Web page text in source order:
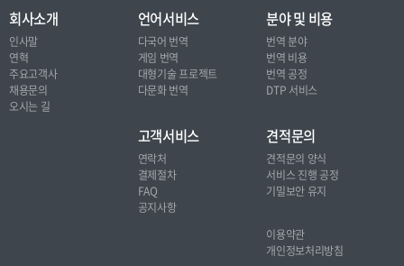
회사소개
인사말
연혁
주요고객사
채용문의
오시는 길
언어서비스
다국어 번역
게임 번역
대형기술 프로젝트
다문화 번역
분야 및 비용
번역 분야
번역 비용
번역 공정
DTP 서비스
고객서비스
연락처
결제절차
FAQ
공지사항
견적문의
견적문의 양식
서비스 진행 공정
기밀보안 유지
이용약관
개인정보처리방침